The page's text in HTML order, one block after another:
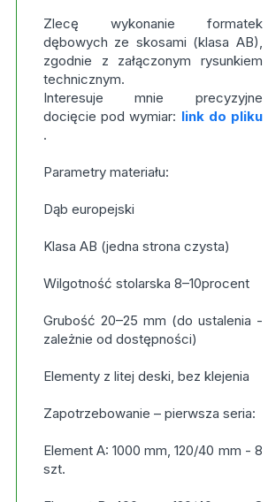
Zlecę wykonanie formatek
dębowych ze skosami (klasa AB),
zgodnie z załączonym rysunkiem
technicznym.
Interesuje mnie precyzyjne
docięcie pod wymiar: link do pliku
.
Parametry materiału:
Dąb europejski
Klasa AB (jedna strona czysta)
Wilgotność stolarska 8–10procent
Grubość 20–25 mm (do ustalenia -
zależnie od dostępności)
Elementy z litej deski, bez klejenia
Zapotrzebowanie – pierwsza seria:
Element A: 1000 mm, 120/40 mm - 8
szt.